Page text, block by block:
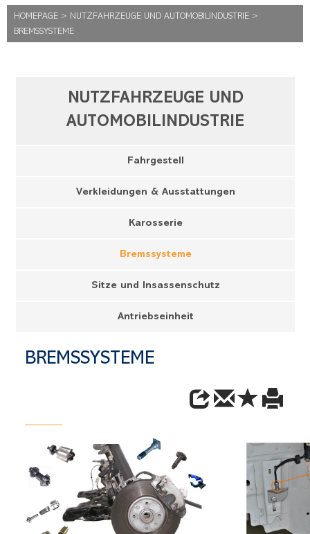
HOMEPAGE > NUTZFAHRZEUGE UND AUTOMOBILINDUSTRIE >
BREMSSYSTEME
NUTZFAHRZEUGE UND
AUTOMOBILINDUSTRIE
Fahrgestell
Verkleidungen & Ausstattungen
Karosserie
Bremssysteme
Sitze und Insassenschutz
Antriebseinheit
BREMSSYSTEME